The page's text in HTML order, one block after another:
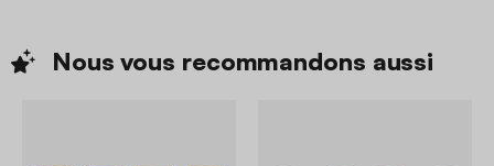
Nous vous recommandons aussi